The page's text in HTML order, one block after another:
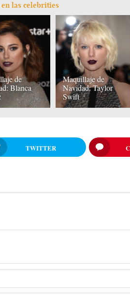
las celebrities
de
Blanca
Maquillaje de
Navidad: Taylor
Swift
TWITTER